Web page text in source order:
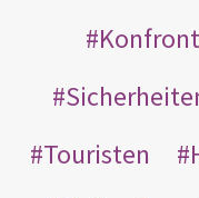
Touristen